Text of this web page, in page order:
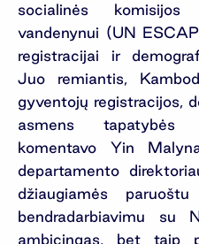
socialinės
vandenynui (UN
registracijai ir
Juo remiantis,
gyventojų registracijos,
asmens tapatybės
komentavo Yin
departamento
džiaugiamės
bendradarbiavimu su
ambicingas, bet taip